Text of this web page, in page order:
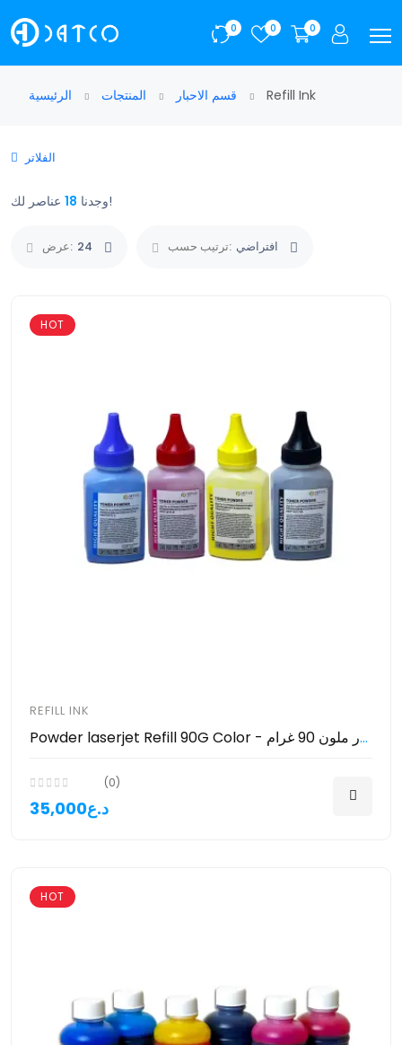
0 0 0
الرئيسية المنتجات قسم الاحبار Refill Ink
الفلاتر
وجدنا 18 عناصر لك!
عرض: 24 ترتيب حسب: افتراضي
HOT
REFILL INK
Powder laserjet Refill 90G Color - حبر ري فل باودر ملون 90 غرام
(0)
35,000د.ع
HOT